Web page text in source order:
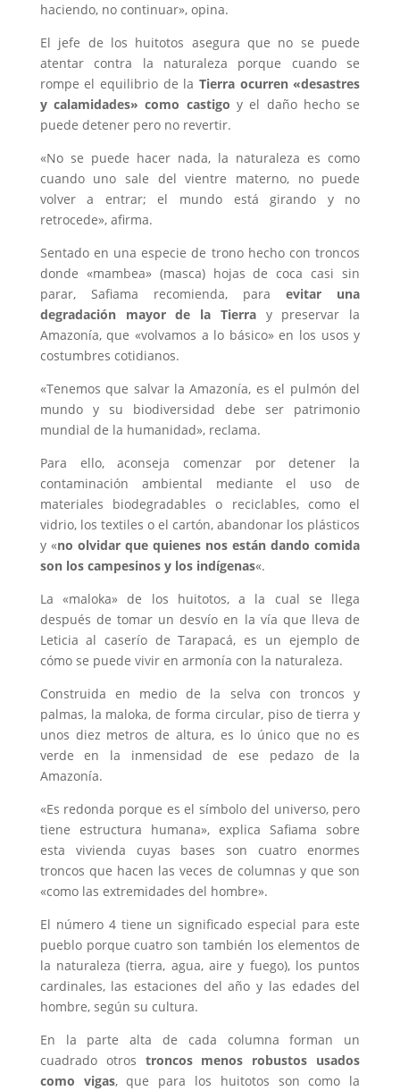
haciendo, no continuar», opina.
El jefe de los huitotos asegura que no se puede
atentar contra la naturaleza porque cuando se
rompe el equilibrio de la Tierra ocurren «desastres
y calamidades» como castigo y el daño hecho se
puede detener pero no revertir.
«No se puede hacer nada, la naturaleza es como
cuando uno sale del vientre materno, no puede
volver a entrar; el mundo está girando y no
retrocede», afirma.
Sentado en una especie de trono hecho con troncos
donde «mambea» (masca) hojas de coca casi sin
parar, Safiama recomienda, paraevitar una
degradación mayor de la Tierray preservar la
Amazonía, que «volvamos a lo básico» en los usos y
costumbres cotidianos.
«Tenemos que salvar la Amazonía, es el pulmón del
mundo y su biodiversidad debe ser patrimonio
mundial de la humanidad», reclama.
Para ello, aconseja comenzar por detener la
contaminación ambiental mediante el uso de
materiales biodegradables o reciclables, como el
vidrio, los textiles o el cartón, abandonar los plásticos
y «no olvidar que quienes nos están dando comida
son los campesinos y los indígenas«.
La «maloka» de los huitotos, a la cual se llega
después de tomar un desvío en la vía que lleva de
Leticia al caserío de Tarapacá, es un ejemplo de
cómo se puede vivir en armonía con la naturaleza.
Construida en medio de la selva con troncos y
palmas, la maloka, de forma circular, piso de tierra y
unos diez metros de altura, es lo único que no es
verde en la inmensidad de ese pedazo de la
Amazonía.
«Es redonda porque es el símbolo del universo, pero
tiene estructura humana», explica Safiama sobre
esta vivienda cuyas bases son cuatro enormes
troncos que hacen las veces de columnas y que son
«como las extremidades del hombre».
El número 4 tiene un significado especial para este
pueblo porque cuatro son también los elementos de
la naturaleza (tierra, agua, aire y fuego), los puntos
cardinales, las estaciones del año y las edades del
hombre, según su cultura.
En la parte alta de cada columna forman un
cuadrado otros troncos menos robustos usados
como vigas, que para los huitotos son como la